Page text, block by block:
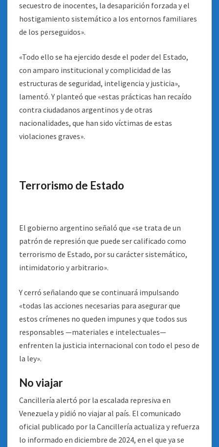
secuestro de inocentes, la desaparición forzada y el
hostigamiento sistemático a los entornos familiares
de los perseguidos».
«Todo ello se ha ejercido desde el poder del Estado,
con amparo institucional y complicidad de las
estructuras de seguridad, inteligencia y justicia»,
lamentó. Y planteó que «estas prácticas han recaído
contra ciudadanos argentinos y de otras
nacionalidades, que han sido víctimas de estas
violaciones graves».
Terrorismo de Estado
El gobierno argentino señaló que «se trata de un
patrón de represión que puede ser calificado como
terrorismo de Estado, por su carácter sistemático,
intimidatorio y arbitrario».
Y cerró señalando que se continuará impulsando
«todas las acciones necesarias para asegurar que
estos crímenes no queden impunes y que todos sus
responsables —materiales e intelectuales—
enfrenten la justicia internacional con todo el peso de
la ley».
No viajar
Cancillería alertó por la escalada represiva en
Venezuela y pidió no viajar al país. El comunicado
oficial publicado por la Cancillería actualiza y refuerza
lo informado en diciembre de 2024, en el que ya se